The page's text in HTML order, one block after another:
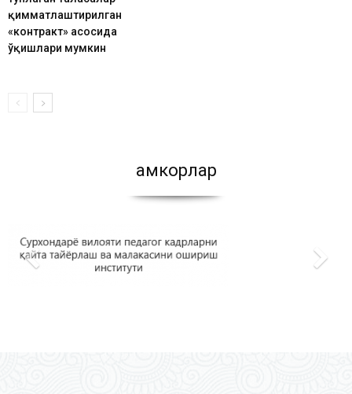
қимматлаштирилган
«контракт» асосида
ўқишлари мумкин
Ҳамкорлар